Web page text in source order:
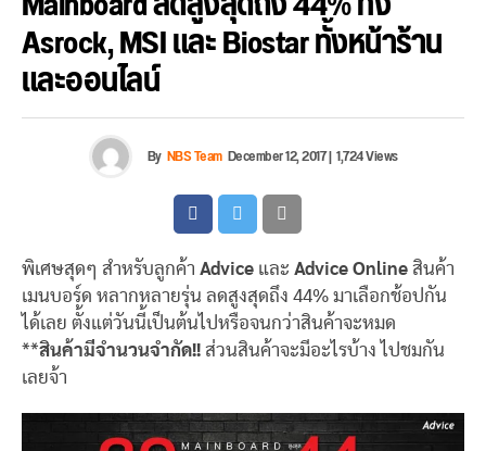
Asrock, MSI และ Biostar ทั้งหน้าร้าน
และออนไลน์
By NBS Team December 12, 2017|1,724 Views
พิเศษสุดๆ สำหรับลูกค้า Advice และ Advice Online สินค้า
เมนบอร์ด หลากหลายรุ่น ลดสูงสุดถึง 44% มาเลือกช้อปกัน
ได้เลย ตั้งแต่วันนี้เป็นต้นไปหรือจนกว่าสินค้าจะหมด
**สินค้ามีจำนวนจำกัด!! ส่วนสินค้าจะมีอะไรบ้าง ไปชมกัน
เลยจ้า